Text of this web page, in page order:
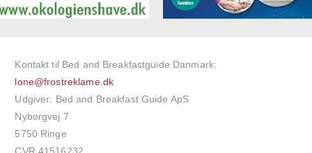
Kontakt til Bed and Breakfastguide Danmark:
lone@frostreklame.dk
Udgiver: Bed and Breakfast Guide ApS
Nyborgvej 7
5750 Ringe
CVR 41516232